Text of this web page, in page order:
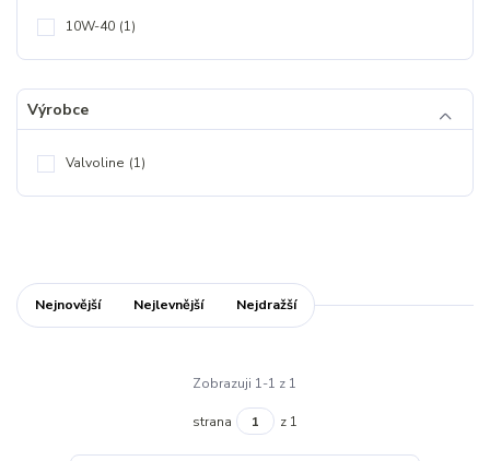
10W-40 (1)
Výrobce
Valvoline (1)
Nejnovější Nejlevnější Nejdražší
Zobrazuji 1-1 z 1
strana z 1